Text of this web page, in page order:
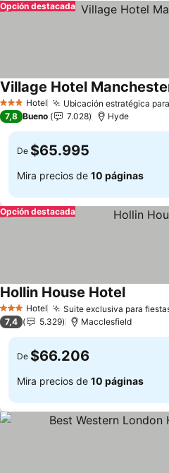
Opción destacada
3 Estrellas
Hotel Ubicación estratégica
Village Hotel
7,8 Bueno 7.028 Hyde
De $65.995
Mira precios de 10 páginas
Opción destacada
3 Estrellas
Hotel Suite exclusiva para
Hollin House HotelVer
7,4 5.329 Macclesfield
De $66.206
Mira precios de 10 páginas